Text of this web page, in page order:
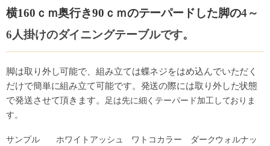
横160ｃｍ奥行き90ｃｍのテーパードした脚の4～
6人掛けのダイニングテーブルです。
脚は取り外し可能で、組み立ては蝶ネジをはめ込んでいただく
だけで簡単に組み立て可能です。 発送の際には取り外した状態
で発送させて頂きます。
足は先に細くテーパード加工しておりま
す。
サンプル ホワイトアッシュ ワトコカラー ダークウォルナッ